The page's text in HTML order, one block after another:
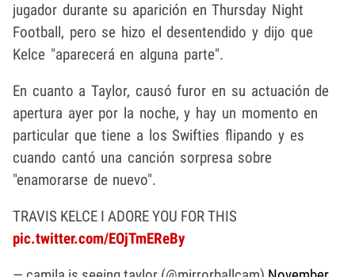
jugador durante su aparición en Thursday Night
Football, pero se hizo el desentendido y dijo que
Kelce "aparecerá en alguna parte".
En cuanto a Taylor, causó furor en su actuación de
apertura ayer por la noche, y hay un momento en
particular que tiene a los Swifties flipando y es
cuando cantó una canción sorpresa sobre
"enamorarse de nuevo".
TRAVIS KELCE I ADORE YOU FOR THIS
pic.twitter.com/EOjTmEReBy